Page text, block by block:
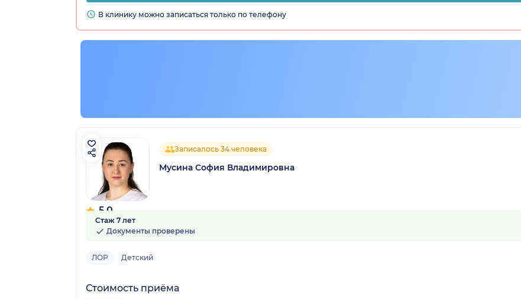
В клинику можно записаться только по телефону
5.0
4 отзыва
Записалось 34 человека
Мусина София Владимировна
Стаж 7 лет
Документы проверены
ЛОР Детский
Стоимость приёма